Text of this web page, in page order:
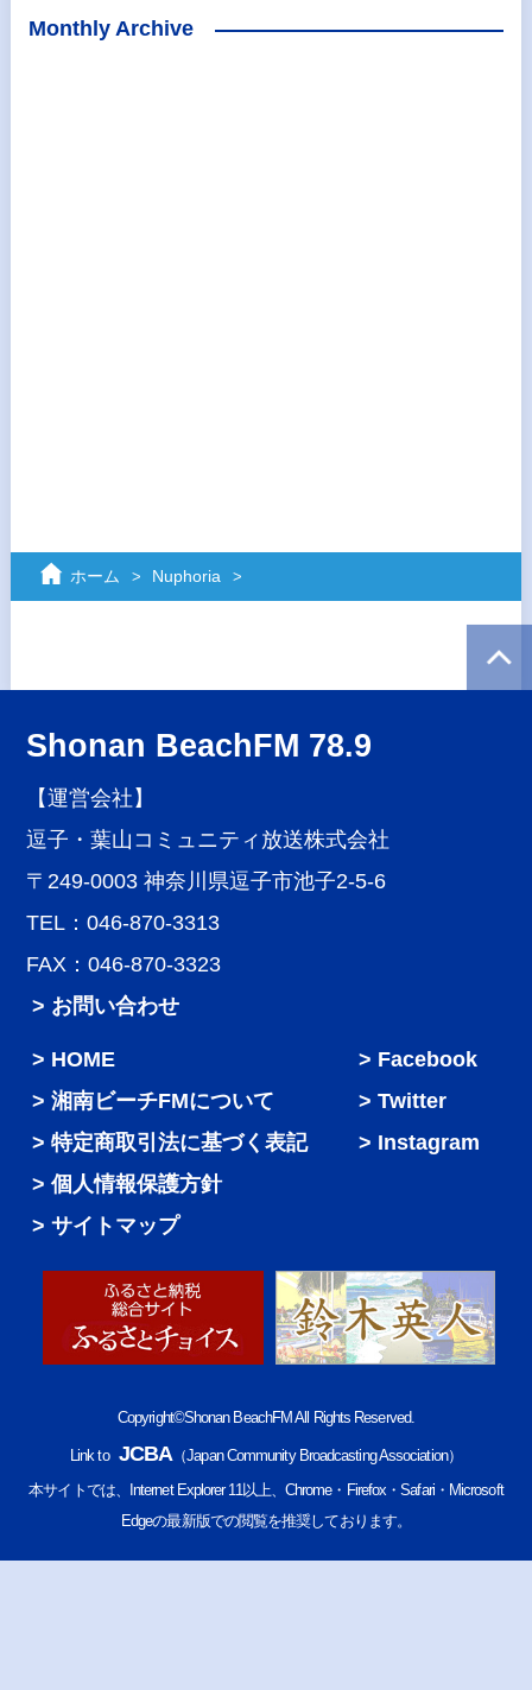
Monthly Archive
ホーム Nuphoria
Shonan BeachFM 78.9
【運営会社】
逗子・葉山コミュニティ放送株式会社
〒249-0003 神奈川県逗子市池子2-5-6
TEL：046-870-3313
FAX：046-870-3323
> お問い合わせ
HOME
湘南ビーチFMについて
特定商取引法に基づく表記
個人情報保護方針
サイトマップ
Facebook
Twitter
Instagram
Copyright©Shonan BeachFM All Rights Reserved.
Link to JCBA（Japan Community Broadcasting Association）
本サイトでは、Internet Explorer 11以上、Chrome・Firefox・Safari・Microsoft
Edgeの最新版での閲覧を推奨しております。